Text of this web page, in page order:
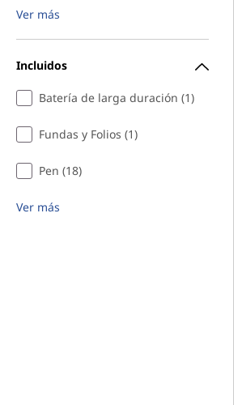
Ver más
Incluidos
Batería de larga duración (1)
Fundas y Folios (1)
Pen (18)
Ver más